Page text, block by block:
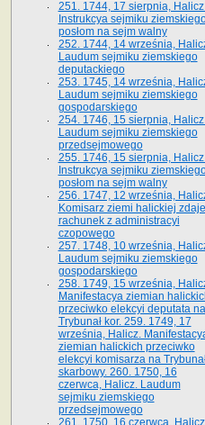
251. 1744, 17 sierpnia,
Instrukcya sejmiku
posłom na sejm walny
252. 1744, 14 września,
Laudum sejmiku ziemskiego
deputackiego
253. 1745, 14 września,
Laudum sejmiku ziemskiego
gospodarskiego
254. 1746, 15 sierpnia,
Laudum sejmiku ziemskiego
przedsejmowego
255. 1746, 15 sierpnia,
Instrukcya sejmiku
posłom na sejm walny
256. 1747, 12 września,
Komisarz ziemi halickiej zdaje
rachunek z administracyi
czopowego
257. 1748, 10 września,
Laudum sejmiku ziemskiego
gospodarskiego
258. 1749, 15 września,
Manifestacya ziemian
przeciwko elekcyi deputata na
Trybunał kor. 259. 1749, 17
września, Halicz.
ziemian halickich przeciwko
elekcyi komisarza na
skarbowy. 260. 1750, 16
czerwca, Halicz. Laudum
sejmiku ziemskiego
przedsejmowego
261. 1750, 16 czerwca,